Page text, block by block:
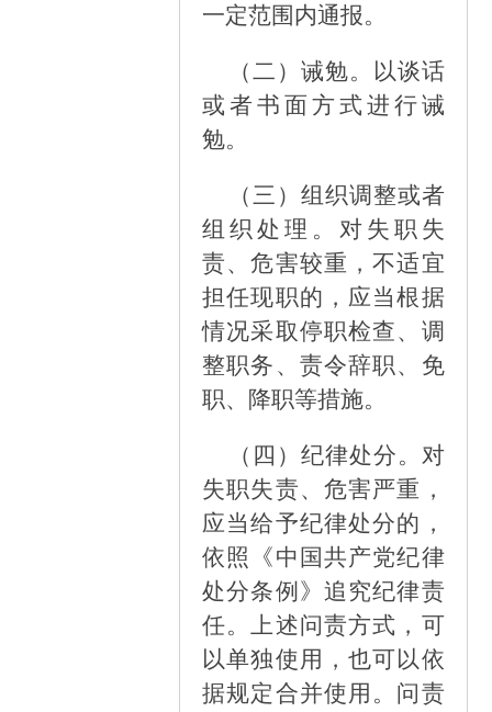
一定范围内通报。
（二） 诫勉。以谈话
或者书面方式进行诫
勉。
（三） 组织调整或者
组织处理。对失职失
责、危害较重，不适宜
担任现职的，应当根据
情况采取停职检查、调
整职务、责令辞职、免
职、降职等措施。
（四） 纪律处分。对
失职失责、危害严重，
应当给予纪律处分的，
依照《中国共产党纪律
处分条例》追究纪律责
任。上述问责方式，可
以单独使用，也可以依
据规定合并使用。问责